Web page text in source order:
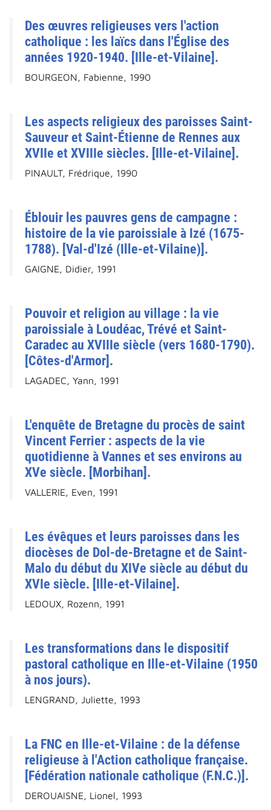
Des œuvres religieuses vers l'action
catholique : les laïcs dans l'Église des
années 1920-1940. [Ille-et-Vilaine].
BOURGEON, Fabienne, 1990
Les aspects religieux des paroisses Saint-
Sauveur et Saint-Étienne de Rennes aux
XVIIe et XVIIIe siècles. [Ille-et-Vilaine].
PINAULT, Frédrique, 1990
Éblouir les pauvres gens de campagne :
histoire de la vie paroissiale à Izé (1675-
1788). [Val-d'Izé (Ille-et-Vilaine)].
GAIGNE, Didier, 1991
Pouvoir et religion au village : la vie
paroissiale à Loudéac, Trévé et Saint-
Caradec au XVIIIe siècle (vers 1680-1790).
[Côtes-d'Armor].
LAGADEC, Yann, 1991
L'enquête de Bretagne du procès de saint
Vincent Ferrier : aspects de la vie
quotidienne à Vannes et ses environs au
XVe siècle. [Morbihan].
VALLERIE, Even, 1991
Les évêques et leurs paroisses dans les
diocèses de Dol-de-Bretagne et de Saint-
Malo du début du XIVe siècle au début du
XVIe siècle. [Ille-et-Vilaine].
LEDOUX, Rozenn, 1991
Les transformations dans le dispositif
pastoral catholique en Ille-et-Vilaine (1950
à nos jours).
LENGRAND, Juliette, 1993
La FNC en Ille-et-Vilaine : de la défense
religieuse à l'Action catholique française.
[Fédération nationale catholique (F.N.C.)].
DEROUAISNE, Lionel, 1993